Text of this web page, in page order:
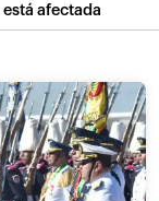
afectada